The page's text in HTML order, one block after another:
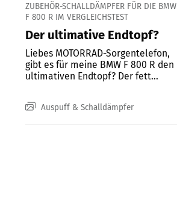
ZUBEHÖR-SCHALLDÄMPFER FÜR DIE BMW
F 800 R IM VERGLEICHSTEST
Der ultimative Endtopf?
Liebes MOTORRAD-Sorgentelefon,
gibt es für meine BMW F 800 R den
ultimativen Endtopf? Der fett...
Auspuff & Schalldämpfer